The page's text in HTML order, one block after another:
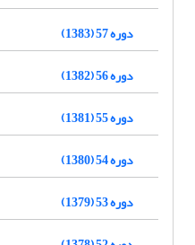
دوره 57 (1383)
دوره 56 (1382)
دوره 55 (1381)
دوره 54 (1380)
دوره 53 (1379)